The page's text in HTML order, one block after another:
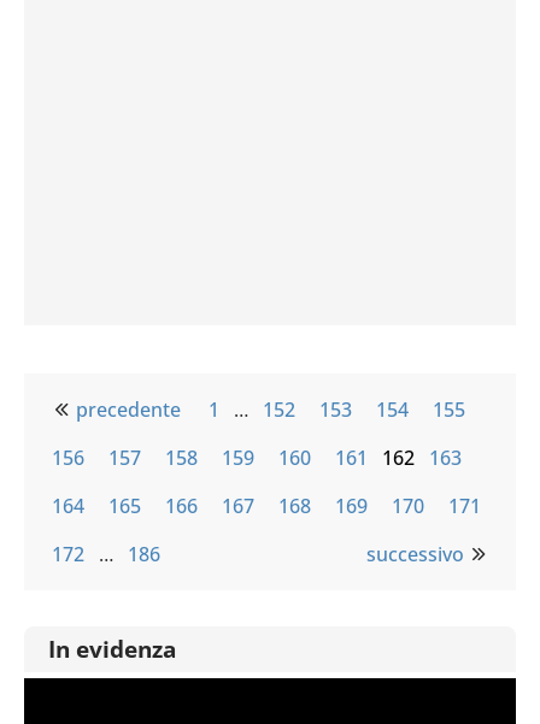
precedente 1 … 152 153 154
155
156
157 158 159 160 161 162 163
164
165 166 167 168 169 170
171
172 … 186 successivo
In evidenza